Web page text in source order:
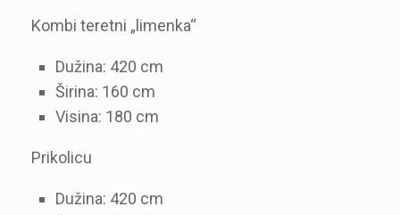
Kombi teretni „limenka“
Dužina: 420 cm
Širina: 160 cm
Visina: 180 cm
Prikolicu
Dužina: 420 cm